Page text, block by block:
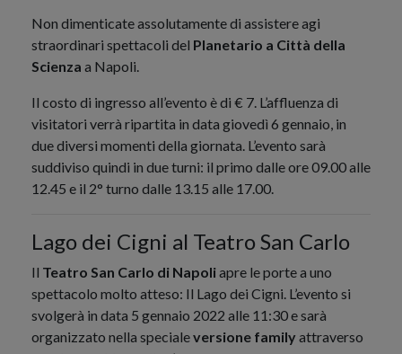
Non dimenticate assolutamente di assistere agi
straordinari spettacoli del Planetario a Città della
Scienza a Napoli.
Il costo di ingresso all’evento è di € 7. L’affluenza di
visitatori verrà ripartita in data giovedì 6 gennaio, in
due diversi momenti della giornata. L’evento sarà
suddiviso quindi in due turni: il primo dalle ore 09.00 alle
12.45 e il 2° turno dalle 13.15 alle 17.00.
Lago dei Cigni al Teatro San Carlo
Il Teatro San Carlo di Napoliapre le porte a uno
spettacolo molto atteso: Il Lago dei Cigni. L’evento si
svolgerà in data 5 gennaio 2022 alle 11:30 e sarà
organizzato nella specialeversione familyattraverso